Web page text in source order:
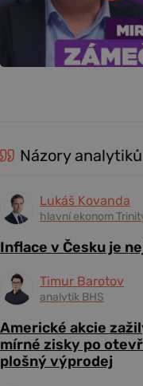
Názory analytiků
Lukáš Kovanda
hlavní ekonom
Inflace v Česku je
Timur Barotov
analytik BHS
Americké akcie
mírné zisky po
plošný výprodej